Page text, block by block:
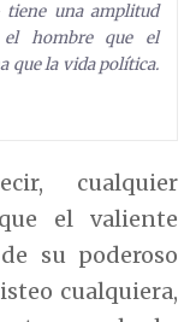
una amplitud
hombre que el
que la vida política.
cualquier
el valiente
su poderoso
cualquiera,